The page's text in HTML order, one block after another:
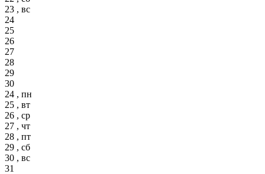
23 , вс
24
25
26
27
28
29
30
24 , пн
25 , вт
26 , ср
27 , чт
28 , пт
29 , сб
30 , вс
31